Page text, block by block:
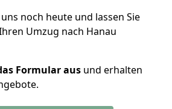
noch heute und lassen Sie
Umzug nach Hanau
Formular aus und erhalten